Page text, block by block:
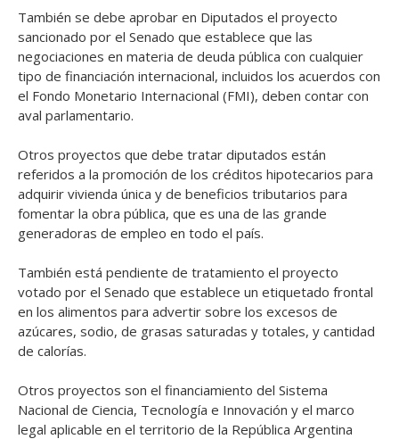
También se debe aprobar en Diputados el proyecto
sancionado por el Senado que establece que las
negociaciones en materia de deuda pública con cualquier
tipo de financiación internacional, incluidos los acuerdos con
el Fondo Monetario Internacional (FMI), deben contar con
aval parlamentario.
Otros proyectos que debe tratar diputados están
referidos a la promoción de los créditos hipotecarios para
adquirir vivienda única y de beneficios tributarios para
fomentar la obra pública, que es una de las grande
generadoras de empleo en todo el país.
También está pendiente de tratamiento el proyecto
votado por el Senado que establece un etiquetado frontal
en los alimentos para advertir sobre los excesos de
azúcares, sodio, de grasas saturadas y totales, y cantidad
de calorías.
Otros proyectos son el financiamiento del Sistema
Nacional de Ciencia, Tecnología e Innovación y el marco
legal aplicable en el territorio de la República Argentina